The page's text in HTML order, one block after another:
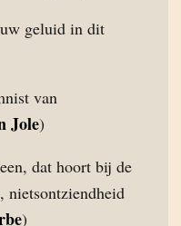
geluid in dit
van
Jole)
dat hoort bij de
nietsontziendheid
)